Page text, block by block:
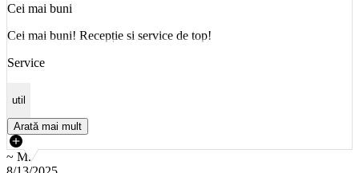
Cei mai buni
Cei mai buni! Recepție si service de top!
Service
util
Arată mai mult
~ M.